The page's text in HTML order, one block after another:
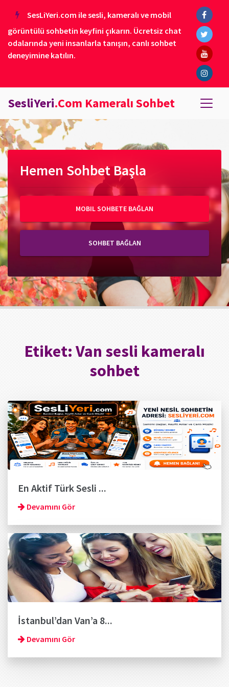
SesLiYeri.com ile sesli, kameralı ve mobil
görüntülü sohbetin keyfini çıkarın. Ücretsiz chat
odalarında yeni insanlarla tanışın, canlı sohbet
deneyimine katılın.
SesliYeri.Com Kameralı Sohbet
Hemen Sohbet Başla
MOBIL SOHBETE BAĞLAN
SOHBET BAĞLAN
Etiket: Van sesli kameralı
sohbet
En Aktif Türk Sesli ...
Devamını Gör
İstanbul’dan Van’a 8...
Devamını Gör